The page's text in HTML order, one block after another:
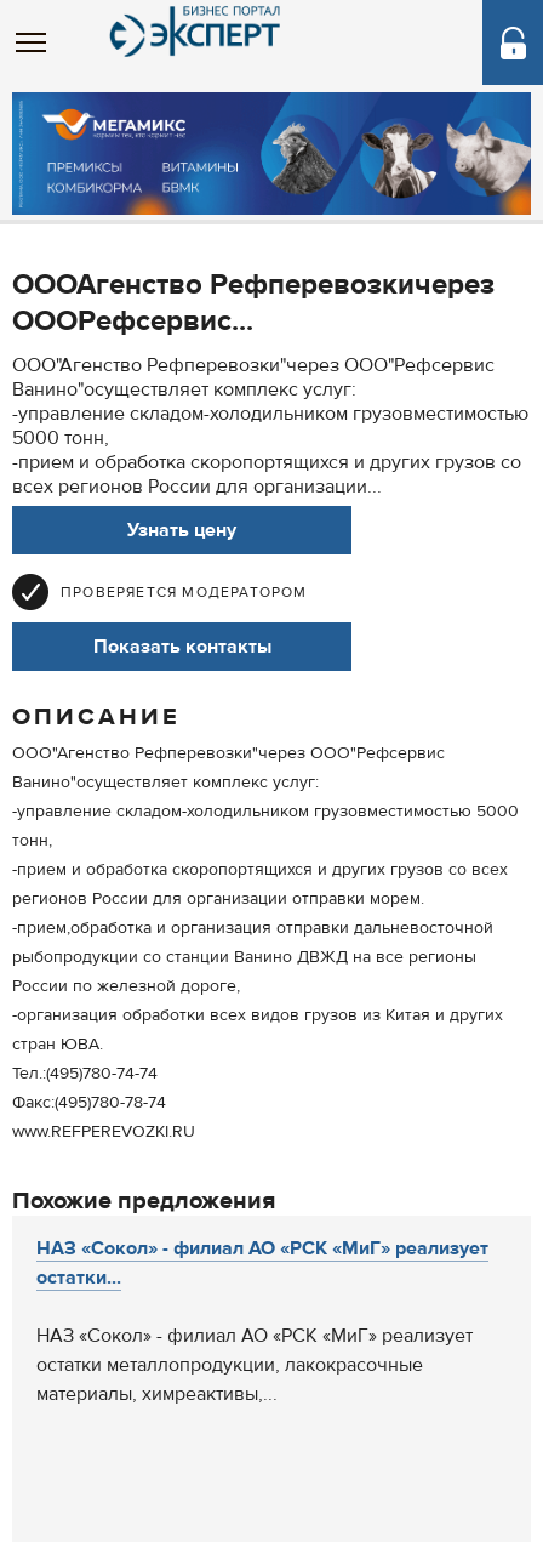
ОООАгенство Рефперевозкичерез
ОООРефсервис...
ООО"Агенство Рефперевозки"через ООО"Рефсервис
Ванино"осуществляет комплекс услуг:
-управление складом-холодильником грузовместимостью
5000 тонн,
-прием и обработка скоропортящихся и других грузов со
всех регионов России для организации...
Узнать цену
ПРОВЕРЯЕТСЯ МОДЕРАТОРОМ
Показать контакты
ОПИСАНИЕ
ООО"Агенство Рефперевозки"через ООО"Рефсервис
Ванино"осуществляет комплекс услуг:
-управление складом-холодильником грузовместимостью 5000
тонн,
-прием и обработка скоропортящихся и других грузов со всех
регионов России для организации отправки морем.
-прием,обработка и организация отправки дальневосточной
рыбопродукции со станции Ванино ДВЖД на все регионы
России по железной дороге,
-организация обработки всех видов грузов из Китая и других
стран ЮВА.
Тел.:(495)780-74-74
Факс:(495)780-78-74
www.REFPEREVOZKI.RU
Похожие предложения
НАЗ «Сокол» - филиал АО «РСК «МиГ» реализует
остатки...
НАЗ «Сокол» - филиал АО «РСК «МиГ» реализует
остатки металлопродукции, лакокрасочные
материалы, химреактивы,...